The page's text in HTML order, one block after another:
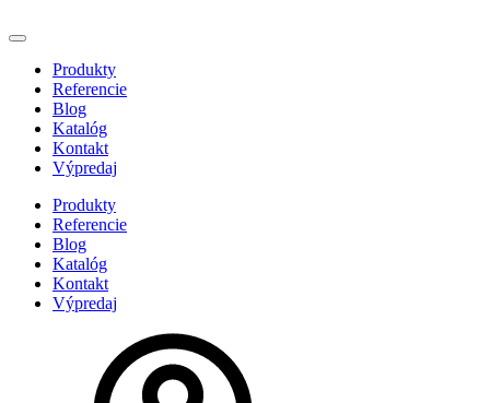
Produkty
Referencie
Blog
Katalóg
Kontakt
Výpredaj
Produkty
Referencie
Blog
Katalóg
Kontakt
Výpredaj